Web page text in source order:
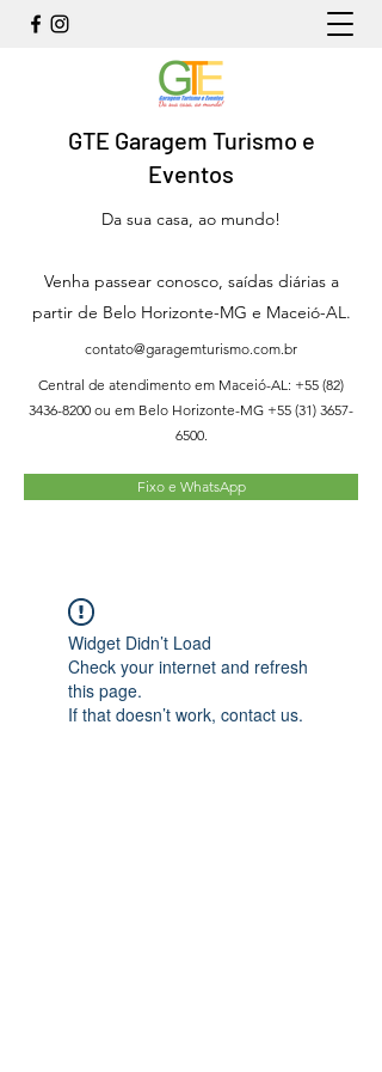
GTE Garagem Turismo e
Eventos
Da sua casa, ao mundo!
Venha passear conosco, saídas diárias a
partir de Belo Horizonte-MG e Maceió-AL.
contato@garagemturismo.com.br
Central de atendimento em Maceió-AL: +55 (82)
3436-8200 ou em Belo Horizonte-MG +55 (31) 3657-
6500.
Fixo e WhatsApp
Widget Didn’t Load
Check your internet and refresh
this page.
If that doesn’t work, contact us.